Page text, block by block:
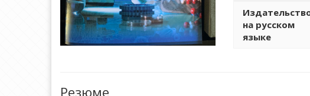
на русском
языке
Резюме